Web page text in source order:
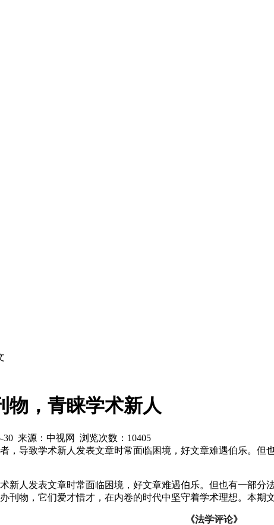
物，青睐学术新人
30 来源：中视网 浏览次数： 10405
，导致学术新人发表文章时常面临困境，好文章难遇伯乐。
新人发表文章时常面临困境，好文章难遇伯乐。但也有一部分
刊物，它们爱才惜才，在内卷的时代中坚守着学术理想。本期
《法学评论》